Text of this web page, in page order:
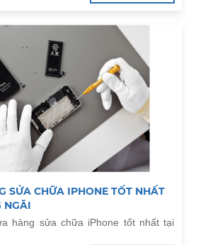
SỬA CHỮA IPHONE TỐT NHẤT
NGÃI
hàng sửa chữa iPhone tốt nhất tại